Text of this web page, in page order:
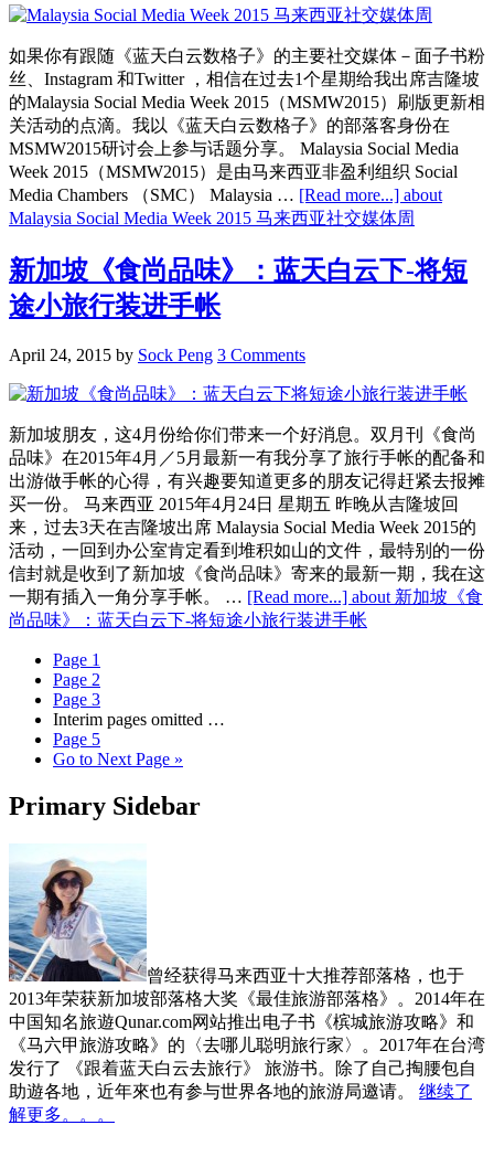
如果你有跟随《蓝天白云数格子》的主要社交媒体－面子书粉
丝、Instagram 和Twitter ，相信在过去1个星期给我出席吉隆坡
的Malaysia Social Media Week 2015（MSMW2015）刷版更新相
关活动的点滴。我以《蓝天白云数格子》的部落客身份在
MSMW2015研讨会上参与话题分享。 Malaysia Social Media
Week 2015（MSMW2015）是由马来西亚非盈利组织 Social
Media Chambers （SMC） Malaysia … [Read more...] about
Malaysia Social Media Week 2015 马来西亚社交媒体周
新加坡《食尚品味》：蓝天白云下-将短
途小旅行装进手帐
April 24, 2015 by Sock Peng 3 Comments
新加坡朋友，这4月份给你们带来一个好消息。双月刊《食尚
品味》在2015年4月／5月最新一有我分享了旅行手帐的配备和
出游做手帐的心得，有兴趣要知道更多的朋友记得赶紧去报摊
买一份。 马来西亚 2015年4月24日 星期五 昨晚从吉隆坡回
来，过去3天在吉隆坡出席 Malaysia Social Media Week 2015的
活动，一回到办公室肯定看到堆积如山的文件，最特别的一份
信封就是收到了新加坡《食尚品味》寄来的最新一期，我在这
一期有插入一角分享手帐。 … [Read more...] about 新加坡《食
尚品味》：蓝天白云下-将短途小旅行装进手帐
Page 1
Page 2
Page 3
Interim pages omitted …
Page 5
Go to Next Page »
Primary Sidebar
曾经获得马来西亚十大推荐部落格，也于
2013年荣获新加坡部落格大奖《最佳旅游部落格》。2014年在
中国知名旅遊Qunar.com网站推出电子书《槟城旅游攻略》和
《马六甲旅游攻略》的〈去哪儿聪明旅行家〉。2017年在台湾
发行了 《跟着蓝天白云去旅行》 旅游书。除了自己掏腰包自
助遊各地，近年來也有参与世界各地的旅游局邀请。 继续了
解更多。。。